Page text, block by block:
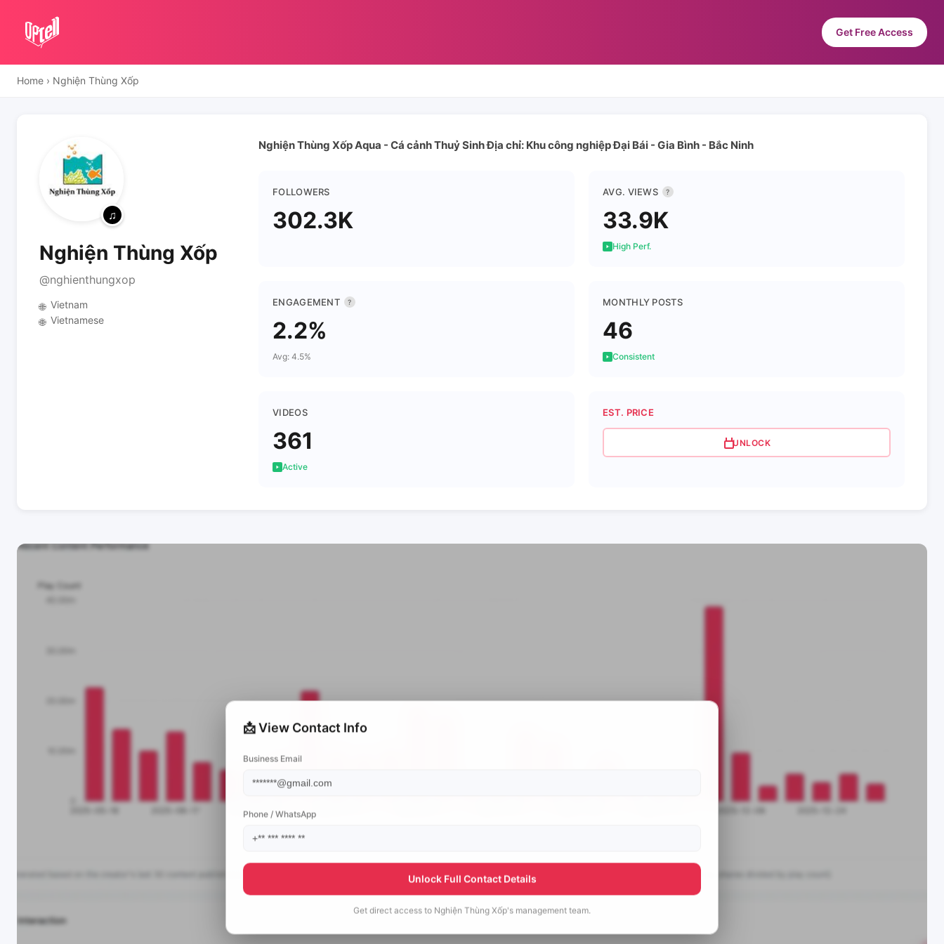
Get Free Access
Home › Nghiện Thùng Xốp
Nghiện Thùng Xốp
@nghienthungxop
🌐 Vietnam
🌐 Vietnamese
Nghiện Thùng Xốp Aqua - Cá cảnh Thuỷ Sinh Địa chỉ: Khu công nghiệp Đại Bái - Gia Bình - Bắc Ninh
FOLLOWERS
302.3K
AVG. VIEWS ?
33.9K
High Perf.
ENGAGEMENT ?
2.2%
Avg: 4.5%
MONTHLY POSTS
46
Consistent
VIDEOS
361
Active
EST. PRICE
UNLOCK
📩 View Contact Info
Business Email
Phone / WhatsApp
Unlock Full Contact Details
Get direct access to Nghiện Thùng Xốp's management team.